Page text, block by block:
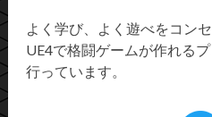
よく学び、よく遊べをコン
UE4で格闘ゲームが作れる
行っています。